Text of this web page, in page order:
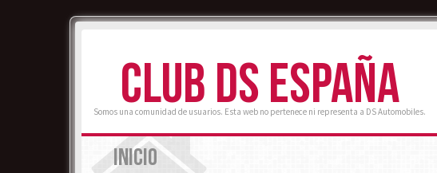
CLUB DS ESPAÑA
Somos una comunidad de usuarios. Esta web no pertenece ni representa a DS Automobiles.
INICIO